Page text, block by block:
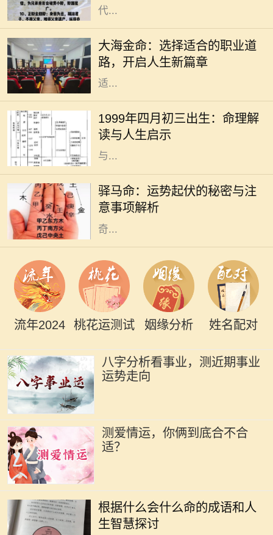
代...
大海金命：选择适合的职业道
路，开启人生新篇章
在中国传统命理学中，每个人的命运
与五行有着密切的联系。大海金命，
象征着广阔与坚韧，适合在多变、开
放的行业中发挥自己的才华。选择合
适...
1999年四月初三出生：命理解
读与人生启示
在中国传统文化中，命理学被视为一
种重要的研究方式，通过分析个人的
出生时间以预测其命运走向。1999年
四月初三出生的人，随着五行的变化
与...
驿马命：运势起伏的秘密与注
意事项解析
驿马命，这个源自于中国传统命理学
的概念，意味着一个人命中有驿马星
相伴，通常与流动、变迁、出行紧密
相关。许多人可能对这一命理产生好
奇...
流年2024 桃花运测试 姻缘分析 姓名配对
八字分析看事业，测近期事业
运势走向
测爱情运，你俩到底合不合
适？
根据什么会什么命的成语和人
生智慧探讨
聚了丰富的历史和哲理，还反映了古
人的智慧和人生观。在我们的生活
中，各种巧妙的成语常常能够给我们